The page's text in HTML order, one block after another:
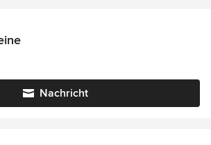
Nachricht